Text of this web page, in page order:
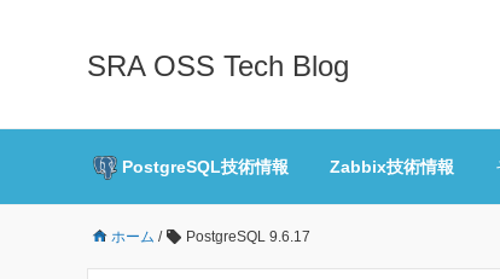
SRA OSS Tech Blog
PostgreSQL技術情報 Zabbix技術情報
ホーム / PostgreSQL 9.6.17